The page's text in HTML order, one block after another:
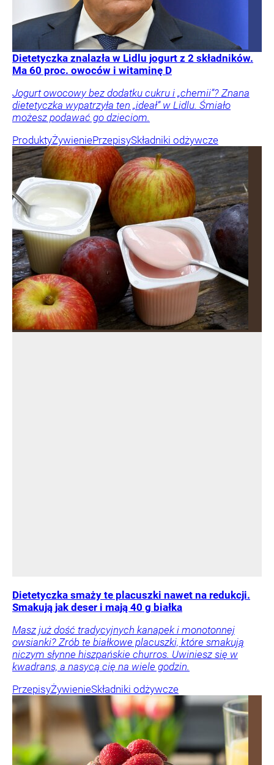
Dietetyczka znalazła w Lidlu jogurt z 2 składników.
Ma 60 proc. owoców i witaminę D
Jogurt owocowy bez dodatku cukru i „chemii”? Znana
dietetyczka wypatrzyła ten „ideał” w Lidlu. Śmiało
możesz podawać go dzieciom.
ProduktyŻywieniePrzepisySkładniki odżywcze
Dietetyczka smaży te placuszki nawet na redukcji.
Smakują jak deser i mają 40 g białka
Masz już dość tradycyjnych kanapek i monotonnej
owsianki? Zrób te białkowe placuszki, które smakują
niczym słynne hiszpańskie churros. Uwiniesz się w
kwadrans, a nasycą cię na wiele godzin.
PrzepisyŻywienieSkładniki odżywcze